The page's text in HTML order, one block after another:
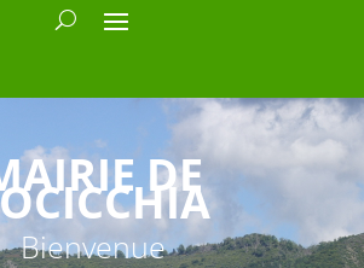
DE
Bienvenue